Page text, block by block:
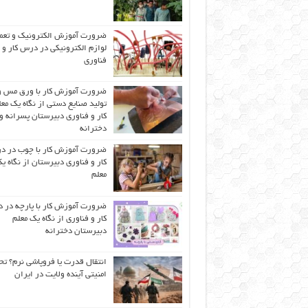
ضرورت آموزش الکترونیک و
لوازم الکترونیکی در درس کار و
فناوری
ضرورت آموزش کار با ورق مس
تولید صنایع دستی از نگاه یک
کار و فناوری دبیرستان پسرانه و
دخترانه
ضرورت آموزش کار با چوب در
کار و فناوری دبیرستان از نگاه
معلم
ضرورت آموزش کار با پارچه
کار و فناوری از نگاه یک معلم
دبیرستان دخترانه
انتقال قدرت یا فروپاشی نرم؟
امنیتی آینده ولایت در ایران